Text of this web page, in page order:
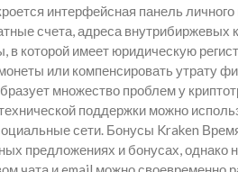
интерфейсная панель личного
счета, адреса внутрибиржевых
в которой имеет юридическую
или компенсировать утрату
множество проблем у
поддержки можно
сети. Бонусы Kraken
предложениях и бонусах, однако